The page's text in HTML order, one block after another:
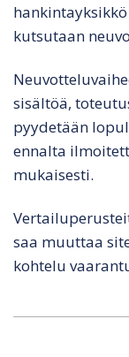
kutsutaan
sisältöä,
pyydetään
ennalta
mukaisesti.
saa muuttaa
kohtelu